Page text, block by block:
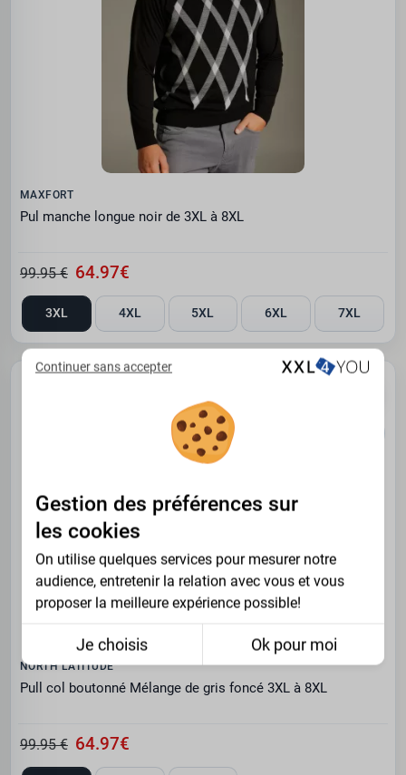
MAXFORT
Pul manche longue noir de 3XL à 8XL
99.95 € 64.97€
3XL 4XL 5XL 6XL 7XL
NORTH LATITUDE
Pull col boutonné Mélange de gris foncé 3XL à 8XL
99.95 € 64.97€
Continuer sans accepter
Gestion des préférences sur
les cookies
On utilise quelques services pour mesurer notre
audience, entretenir la relation avec vous et vous
proposer la meilleure expérience possible!
Je choisis Ok pour moi